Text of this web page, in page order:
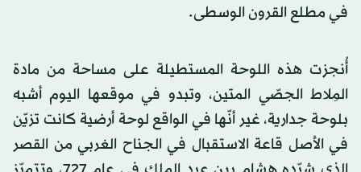
في مطلع القرون الوسطى.
أُنجزت هذه اللوحة المستطيلة على مساحة من مادة
المِلاط الجصّي المتين، وتبدو في موقعها اليوم أشبه
بلوحة جدارية، غير أنّها في الواقع لوحة أرضية كانت تزيّن
في الأصل قاعة الاستقبال في الجناح الغربي من القصر